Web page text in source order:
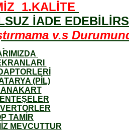
1.KALİTE
İADE
v.s
(PİL)
ANAKART
TAMİR
MEVCUTTUR